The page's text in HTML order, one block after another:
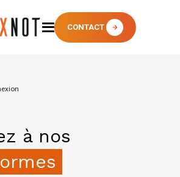
CONTACT
à nos